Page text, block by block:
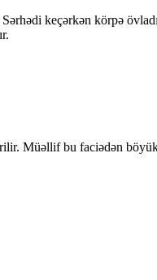
keçərkən körpə
Müəllif bu faciədən